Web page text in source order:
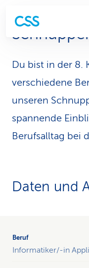
Du bist in der 8.
verschiedene
unseren
spannende
Berufsalltag bei
Daten und
Informatiker/-in